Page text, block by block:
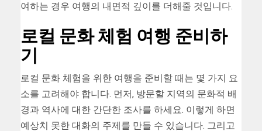
여하는 경우 여행의 내면적 깊이를 더해줄 것입니다.
로컬 문화 체험 여행 준비하
기
로컬 문화 체험을 위한 여행을 준비할 때는 몇 가지 요
소를 고려해야 합니다. 먼저, 방문할 지역의 문화적 배
경과 역사에 대한 간단한 조사를 하세요. 이렇게 하면
예상치 못한 대화의 주제를 만들 수 있습니다. 그리고